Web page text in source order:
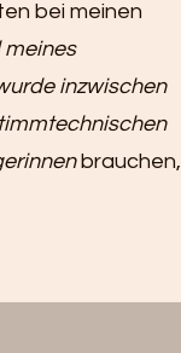
bei meinen
meines
inzwischen
brauchen,